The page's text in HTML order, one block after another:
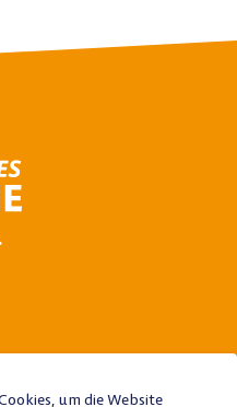
um die Website